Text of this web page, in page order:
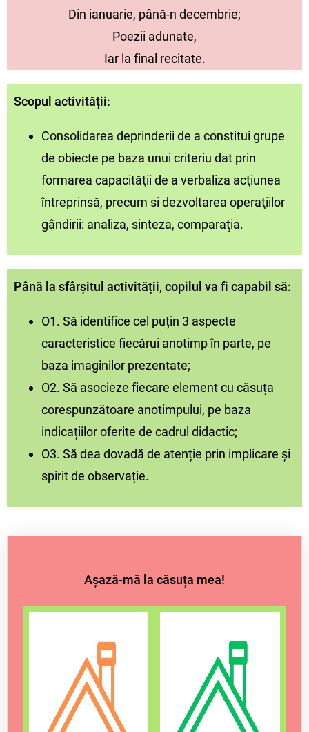
Din ianuarie, până-n decembrie;
Poezii adunate,
Iar la final recitate.
Scopul activității:
Consolidarea deprinderii de a constitui grupe
de obiecte pe baza unui criteriu dat prin
formarea capacităţii de a verbaliza acţiunea
întreprinsă, precum si dezvoltarea operaţiilor
gândirii: analiza, sinteza, comparaţia.
Până la sfârșitul activității, copilul va fi capabil să:
O1. Să identifice cel puțin 3 aspecte
caracteristice fiecărui anotimp în parte, pe
baza imaginilor prezentate;
O2. Să asocieze fiecare element cu căsuța
corespunzătoare anotimpului, pe baza
indicațiilor oferite de cadrul didactic;
O3. Să dea dovadă de atenție prin implicare și
spirit de observație.
Așază-mă la căsuța mea!